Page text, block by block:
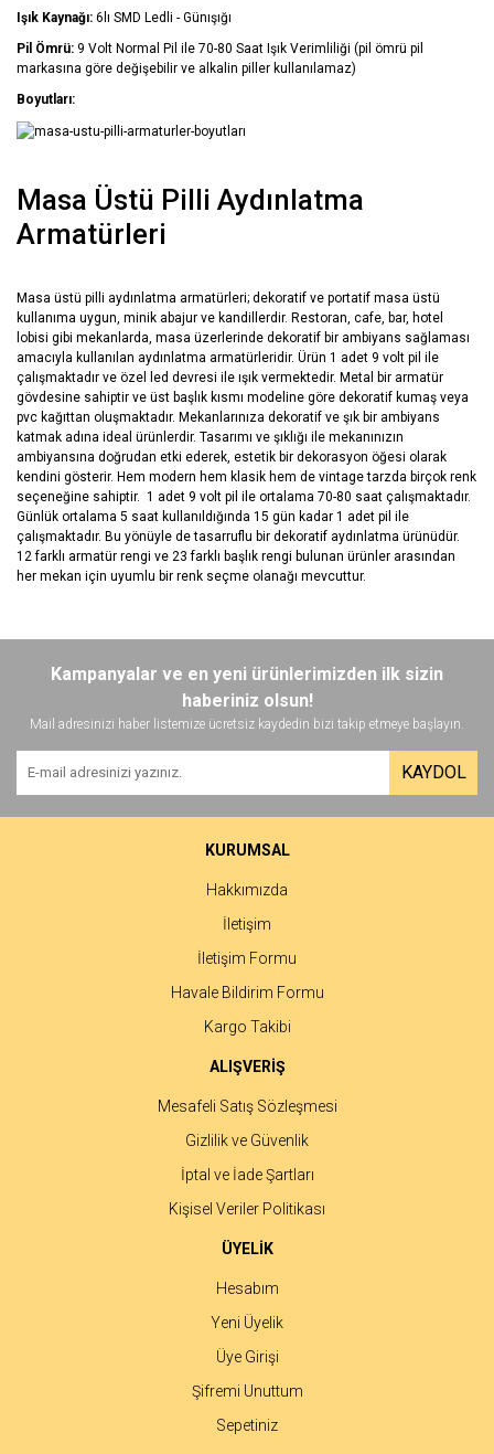
Işık Kaynağı: 6lı SMD Ledli - Günışığı
Pil Ömrü: 9 Volt Normal Pil ile 70-80 Saat Işık Verimliliği (pil ömrü pil
markasına göre değişebilir ve alkalin piller kullanılamaz)
Boyutları:
Masa Üstü Pilli Aydınlatma
Armatürleri
Masa üstü pilli aydınlatma armatürleri; dekoratif ve portatif masa üstü
kullanıma uygun, minik abajur ve kandillerdir. Restoran, cafe, bar, hotel
lobisi gibi mekanlarda, masa üzerlerinde dekoratif bir ambiyans sağlaması
amacıyla kullanılan aydınlatma armatürleridir. Ürün 1 adet 9 volt pil ile
çalışmaktadır ve özel led devresi ile ışık vermektedir. Metal bir armatür
gövdesine sahiptir ve üst başlık kısmı modeline göre dekoratif kumaş veya
pvc kağıttan oluşmaktadır. Mekanlarınıza dekoratif ve şık bir ambiyans
katmak adına ideal ürünlerdir. Tasarımı ve şıklığı ile mekanınızın
ambiyansına doğrudan etki ederek, estetik bir dekorasyon öğesi olarak
kendini gösterir. Hem modern hem klasik hem de vintage tarzda birçok renk
seçeneğine sahiptir. 1 adet 9 volt pil ile ortalama 70-80 saat çalışmaktadır.
Günlük ortalama 5 saat kullanıldığında 15 gün kadar 1 adet pil ile
çalışmaktadır. Bu yönüyle de tasarruflu bir dekoratif aydınlatma ürünüdür.
12 farklı armatür rengi ve 23 farklı başlık rengi bulunan ürünler arasından
her mekan için uyumlu bir renk seçme olanağı mevcuttur.
Bu ürüne ilk yorumu siz yapın!
Yorum Yaz
tarafımıza iletebilirsiniz.
Görüş ve önerileriniz için teşekkür ederiz.
Ürün resmi kalitesiz, bozuk veya görüntülenemiyor.
Ürün açıklamasında eksik bilgiler bulunuyor.
Ürün fiyatı diğer sitelerden daha pahalı.
Gönder
Kampanyalar ve en yeni ürünlerimizden ilk sizin
haberiniz olsun!
Mail adresinizi haber listemize ücretsiz kaydedin bizi takip etmeye başlayın.
KAYDOL
KURUMSAL
Hakkımızda
İletişim
İletişim Formu
Havale Bildirim Formu
Kargo Takibi
ALIŞVERİŞ
Mesafeli Satış Sözleşmesi
Gizlilik ve Güvenlik
İptal ve İade Şartları
Kişisel Veriler Politikası
ÜYELİK
Hesabım
Yeni Üyelik
Üye Girişi
Şifremi Unuttum
Sepetiniz